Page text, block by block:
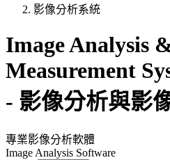
影像分析系統
Image Analysis
Measurement
- 影像分析與影
專業影像分析軟體
Image Analysis Software